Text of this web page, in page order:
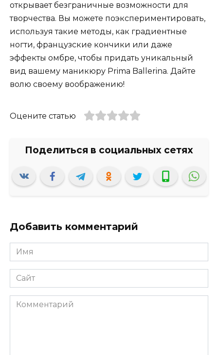
открывает безграничные возможности для
творчества. Вы можете поэкспериментировать,
используя такие методы, как градиентные
ногти, французские кончики или даже
эффекты омбре, чтобы придать уникальный
вид вашему маникюру Prima Ballerina. Дайте
волю своему воображению!
Оцените статью
Добавить комментарий
Имя
*
Сайт
Комментарий